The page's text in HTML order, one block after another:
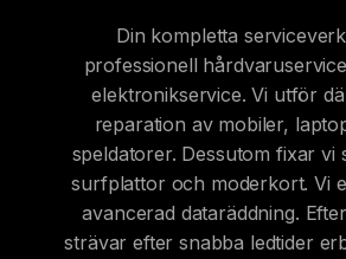
Din kompletta
professionell
elektronikservice. Vi utför
reparation av mobiler,
speldatorer. Dessutom fixar vi
surfplattor och moderkort. Vi
avancerad dataräddning.
strävar efter snabba ledtider